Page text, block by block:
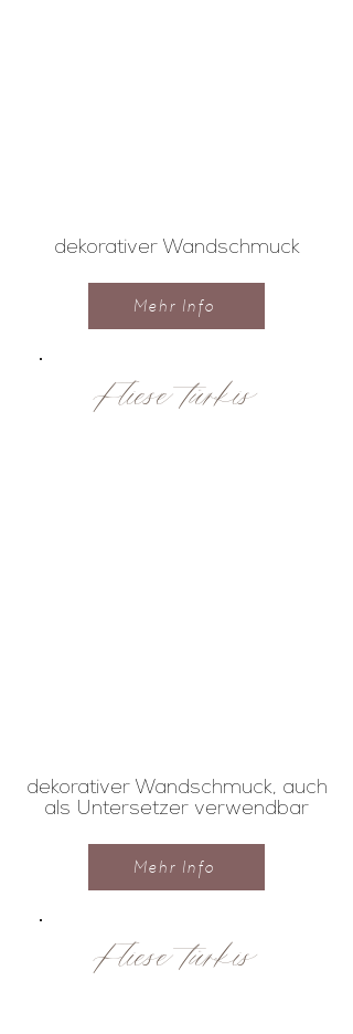
dekorativer Wandschmuck
Mehr Info
Fliese türkis
dekorativer Wandschmuck, auch
als Untersetzer verwendbar
Mehr Info
Fliese türkis